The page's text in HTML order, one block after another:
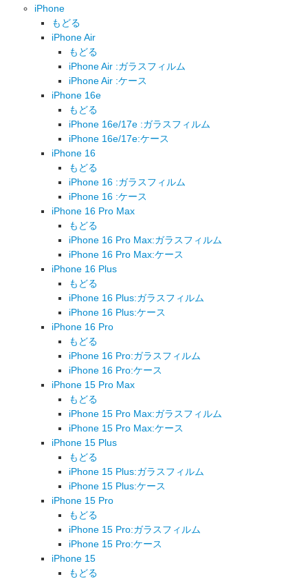
iPhone
もどる
iPhone Air
もどる
iPhone Air :ガラスフィルム
iPhone Air :ケース
iPhone 16e
もどる
iPhone 16e/17e :ガラスフィルム
iPhone 16e/17e:ケース
iPhone 16
もどる
iPhone 16 :ガラスフィルム
iPhone 16 :ケース
iPhone 16 Pro Max
もどる
iPhone 16 Pro Max:ガラスフィルム
iPhone 16 Pro Max:ケース
iPhone 16 Plus
もどる
iPhone 16 Plus:ガラスフィルム
iPhone 16 Plus:ケース
iPhone 16 Pro
もどる
iPhone 16 Pro:ガラスフィルム
iPhone 16 Pro:ケース
iPhone 15 Pro Max
もどる
iPhone 15 Pro Max:ガラスフィルム
iPhone 15 Pro Max:ケース
iPhone 15 Plus
もどる
iPhone 15 Plus:ガラスフィルム
iPhone 15 Plus:ケース
iPhone 15 Pro
もどる
iPhone 15 Pro:ガラスフィルム
iPhone 15 Pro:ケース
iPhone 15
もどる